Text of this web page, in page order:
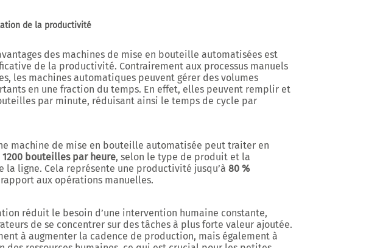
de la productivité
des machines de mise en bouteille automatisées est
de la productivité. Contrairement aux processus manuels
les machines automatiques peuvent gérer des volumes
en une fraction du temps. En effet, elles peuvent remplir et
par minute, réduisant ainsi le temps de cycle par
machine de mise en bouteille automatisée peut traiter en
1200 bouteilles par heure, selon le type de produit et la
la ligne. Cela représente une productivité jusqu’à 80 %
aux opérations manuelles.
réduit le besoin d’une intervention humaine constante,
de se concentrer sur des tâches à plus forte valeur ajoutée.
à augmenter la cadence de production, mais également à